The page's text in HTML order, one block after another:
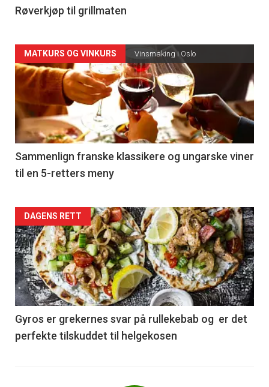
4
Røverkjøp til grillmaten
Forsiden
akkurat
nå
-
5
MATKURS OG VINKURS Vinsmaking i Oslo
Sammenlign franske klassikere og ungarske viner
til en 5-retters meny
Forsiden
akkurat
nå
-
6
DAGENS RETT
Gyros er grekernes svar på rullekebab og er det
perfekte tilskuddet til helgekosen